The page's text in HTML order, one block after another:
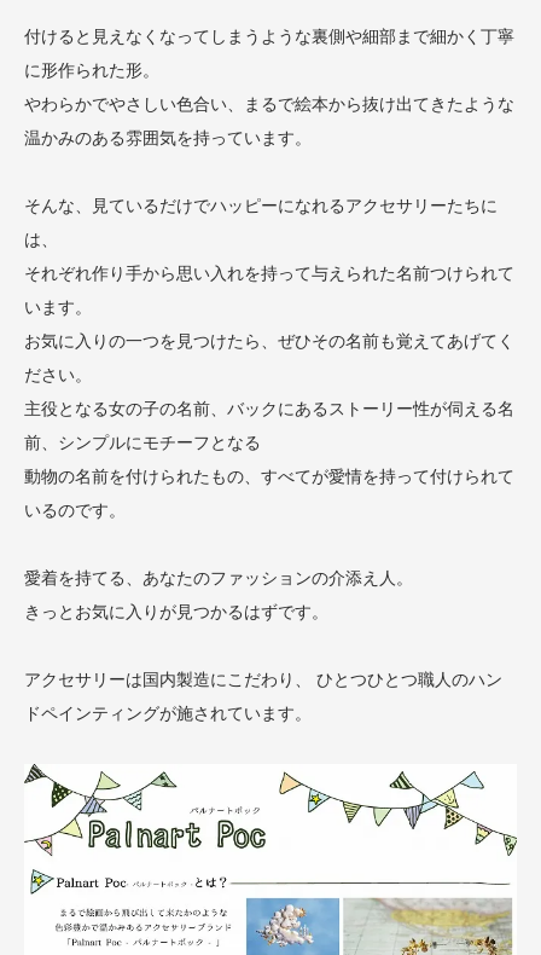
付けると見えなくなってしまうような裏側や細部まで細かく丁寧
に形作られた形。
やわらかでやさしい色合い、まるで絵本から抜け出てきたような
温かみのある雰囲気を持っています。
そんな、見ているだけでハッピーになれるアクセサリーたちに
は、
それぞれ作り手から思い入れを持って与えられた名前つけられて
います。
お気に入りの一つを見つけたら、ぜひその名前も覚えてあげてく
ださい。
主役となる女の子の名前、バックにあるストーリー性が伺える名
前、シンプルにモチーフとなる
動物の名前を付けられたもの、すべてが愛情を持って付けられて
いるのです。
愛着を持てる、あなたのファッションの介添え人。
きっとお気に入りが見つかるはずです。
アクセサリーは国内製造にこだわり、 ひとつひとつ職人のハン
ドペインティングが施されています。